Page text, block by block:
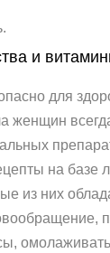
и
для
женщин
на базе
из них